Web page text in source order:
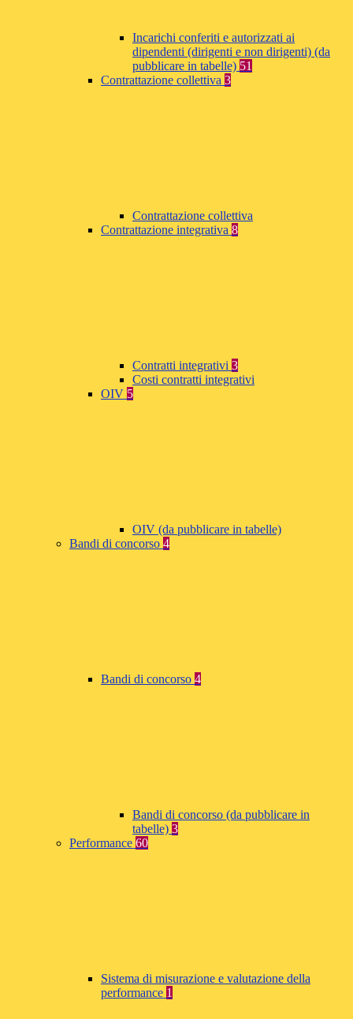
Incarichi conferiti e autorizzati ai
dipendenti (dirigenti e non dirigenti) (da
pubblicare in tabelle) 51
Contrattazione collettiva 3
Contrattazione collettiva
Contrattazione integrativa 8
Contratti integrativi 3
Costi contratti integrativi
OIV 5
OIV (da pubblicare in tabelle)
Bandi di concorso 4
Bandi di concorso 4
Bandi di concorso (da pubblicare in
tabelle) 3
Performance 60
Sistema di misurazione e valutazione della
performance 1